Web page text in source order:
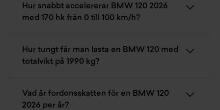
Hur snabbt accelererar BMW 120 2026
med 170 hk från 0 till 100 km/h?
Hur tungt får man lasta en BMW 120 med
totalvikt på 1990 kg?
Vad är fordonsskatten för en BMW 120
2026 per år?